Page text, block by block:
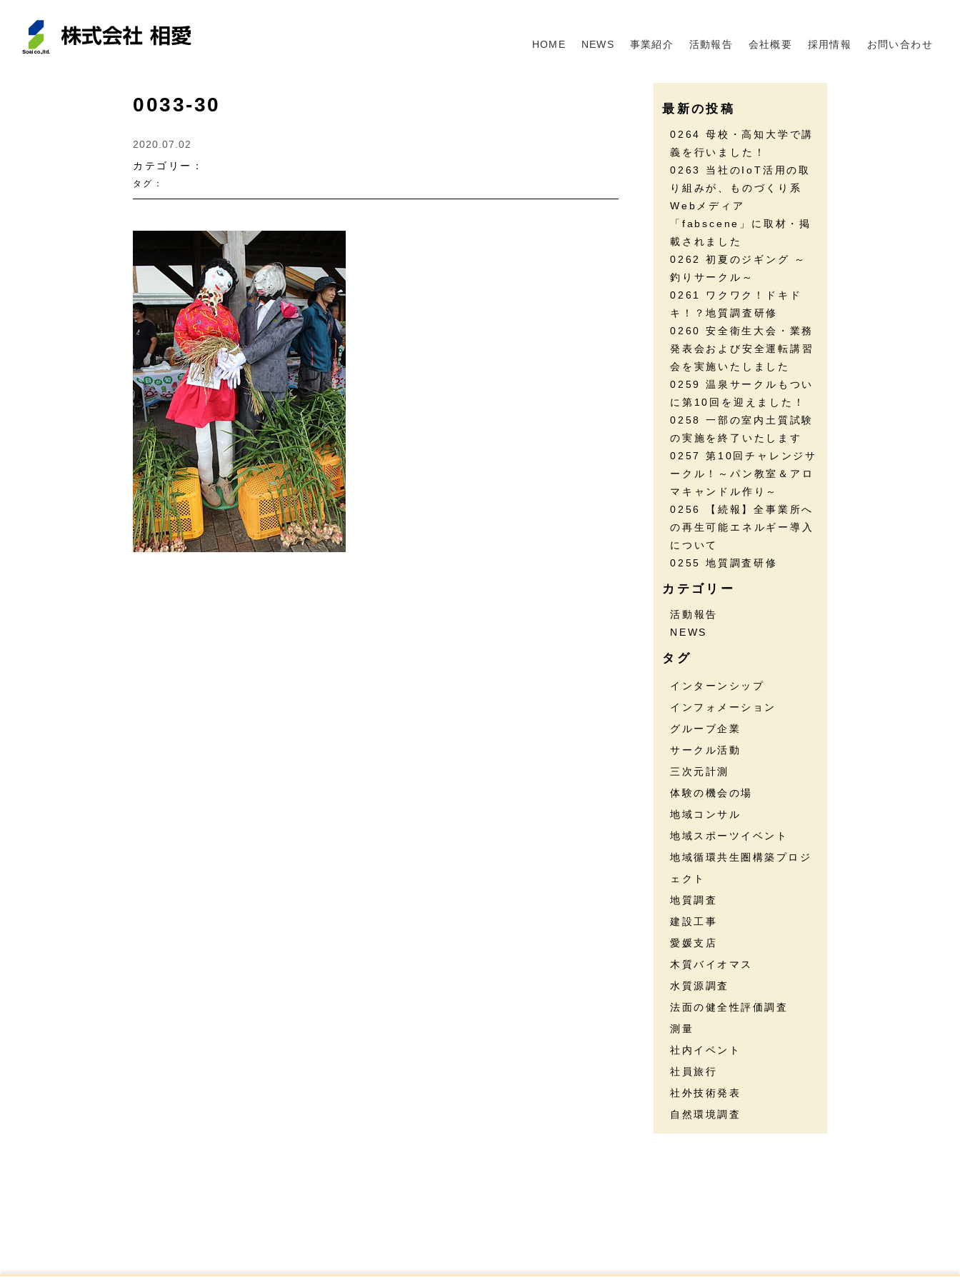
HOME NEWS 事業紹介 活動報告 会社概要 採用情報 お問い合わせ
0033-30
2020.07.02
カテゴリー：
タグ：
最新の投稿
0264 母校・高知大学で講
義を行いました！
0263 当社のIoT活用の取
り組みが、ものづくり系
Webメディア
「fabscene」に取材・掲
載されました
0262 初夏のジギング ～
釣りサークル～
0261 ワクワク！ドキド
キ！？地質調査研修
0260 安全衛生大会・業務
発表会および安全運転講習
会を実施いたしました
0259 温泉サークルもつい
に第10回を迎えました！
0258 一部の室内土質試験
の実施を終了いたします
0257 第10回チャレンジサ
ークル！～パン教室＆アロ
マキャンドル作り～
0256 【続報】全事業所へ
の再生可能エネルギー導入
について
0255 地質調査研修
カテゴリー
活動報告
NEWS
タグ
インターンシップ
インフォメーション
グルーブ企業
サークル活動
三次元計測
体験の機会の場
地域コンサル
地域スポーツイベント
地域循環共生圏構築プロジ
ェクト
地質調査
建設工事
愛媛支店
木質バイオマス
水質源調査
法面の健全性評価調査
測量
社内イベント
社員旅行
社外技術発表
自然環境調査